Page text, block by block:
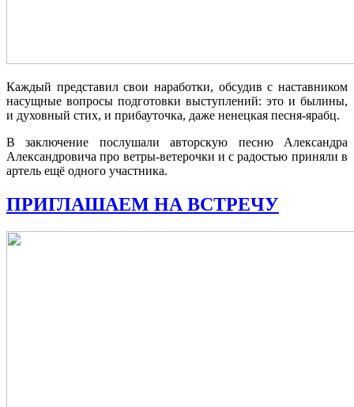
Каждый представил свои наработки, обсудив с наставником
насущные вопросы подготовки выступлений: это и былины,
и духовный стих, и прибауточка, даже ненецкая песня-ярабц.
В заключение послушали авторскую песню Александра
Александровича про ветры-ветерочки и с радостью приняли в
артель ещё одного участника.
ПРИГЛАШАЕМ НА ВСТРЕЧУ